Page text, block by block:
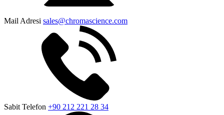
Mail Adresi sales@chromascience.com
Sabit Telefon +90 212 221 28 34